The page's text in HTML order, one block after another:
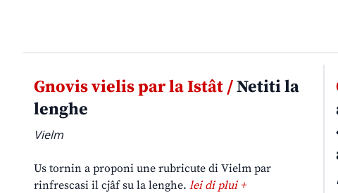
Gnovis vielis par la Istât /Netiti la
lenghe
Vielm
Us tornin a proponi une rubricute di Vielm par
rinfrescasi il cjâf su la lenghe. lei di plui +